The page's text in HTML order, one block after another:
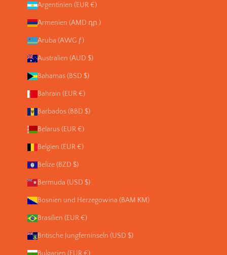
Argentinien (EUR €)
Armenien (AMD դր.)
Aruba (AWG ƒ)
Australien (AUD $)
Bahamas (BSD $)
Bahrain (EUR €)
Barbados (BBD $)
Belarus (EUR €)
Belgien (EUR €)
Belize (BZD $)
Bermuda (USD $)
Bosnien und Herzegowina (BAM КМ)
Brasilien (EUR €)
Britische Jungferninseln (USD $)
Bulgarien (EUR €)